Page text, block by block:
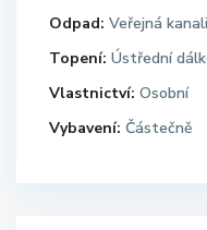
Odpad: Veřejná
Topení: Ústřední
Vlastnictví: Osobní
Vybavení: Částečně